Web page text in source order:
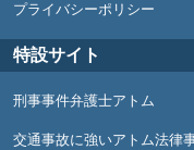
拘置所への差し入れの仕
拘置所の所在地等
プライバシーポリシー
特設サイト
刑事事件弁護士アトム
交通事故に強いアトム法律